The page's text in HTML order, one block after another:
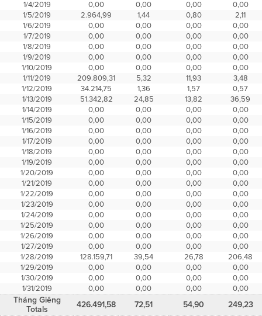
1/4/2019
0,00 0,00 0,00
0,00
1/5/2019
2.964,99 1,44 0,80
2,11
1/6/2019
0,00 0,00 0,00
0,00
1/7/2019
0,00 0,00 0,00
0,00
1/8/2019
0,00 0,00 0,00
0,00
1/9/2019
0,00 0,00 0,00
0,00
1/10/2019
0,00 0,00 0,00
0,00
1/11/2019
209.809,31 5,32 11,93
3,48
1/12/2019
34.214,75 1,36 1,57
0,57
1/13/2019
51.342,82 24,85 13,82
36,59
1/14/2019
0,00 0,00 0,00
0,00
1/15/2019
0,00 0,00 0,00
0,00
1/16/2019
0,00 0,00 0,00
0,00
1/17/2019
0,00 0,00 0,00
0,00
1/18/2019
0,00 0,00 0,00
0,00
1/19/2019
0,00 0,00 0,00
0,00
1/20/2019
0,00 0,00 0,00
0,00
1/21/2019
0,00 0,00 0,00
0,00
1/22/2019
0,00 0,00 0,00
0,00
1/23/2019
0,00 0,00 0,00
0,00
1/24/2019
0,00 0,00 0,00
0,00
1/25/2019
0,00 0,00 0,00
0,00
1/26/2019
0,00 0,00 0,00
0,00
1/27/2019
0,00 0,00 0,00
0,00
1/28/2019
128.159,71 39,54 26,78
206,48
1/29/2019
0,00 0,00 0,00
0,00
1/30/2019
0,00 0,00 0,00
0,00
1/31/2019
0,00 0,00 0,00 0,00
Tháng Giêng
Totals 426.491,58 72,51 54,90 249,23